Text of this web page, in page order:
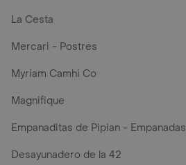
La Cesta
Mercari - Postres
Myriam Camhi Co
Magnifique
Empanaditas de Pipian - Empanadas
Desayunadero de la 42